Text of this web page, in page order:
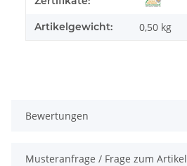
Artikelgewicht: 0,50 kg
Bewertungen
Musteranfrage / Frage zum Artikel